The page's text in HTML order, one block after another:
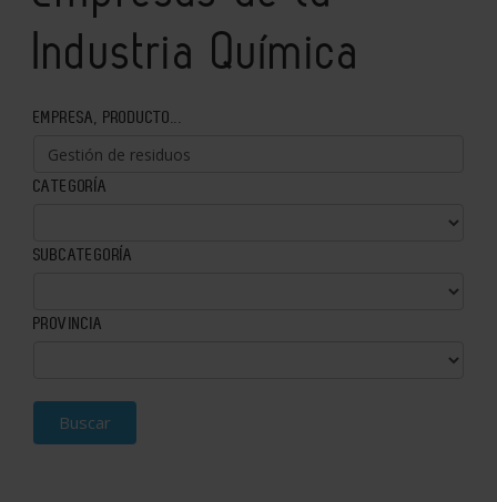
Industria Química
EMPRESA, PRODUCTO...
CATEGORÍA
SUBCATEGORÍA
PROVINCIA
Buscar